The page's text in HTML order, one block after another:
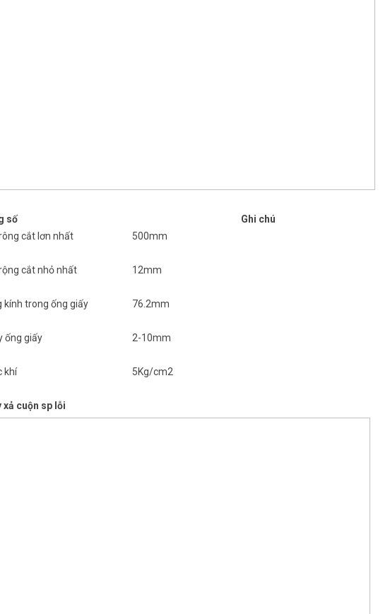
số
Ghi chú
cắt lơn nhất
500mm
cắt nhỏ nhất 12mm
kính trong ống giấy 76.2mm
ống giấy 2-10mm
khí 5Kg/cm2
xả cuộn sp lỗi